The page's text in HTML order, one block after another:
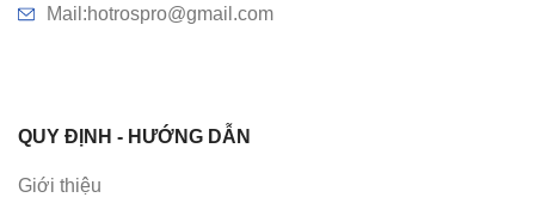
Mail:hotrospro@gmail.com
QUY ĐỊNH - HƯỚNG DẪN
Giới thiệu